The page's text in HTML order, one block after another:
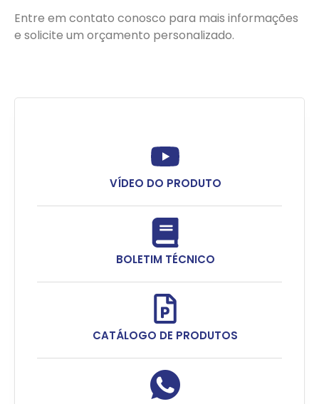
Entre em contato conosco para mais informações
e solicite um orçamento personalizado.
VÍDEO DO PRODUTO
BOLETIM TÉCNICO
CATÁLOGO DE PRODUTOS